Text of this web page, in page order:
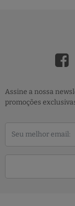
Assine a nossa
promoções